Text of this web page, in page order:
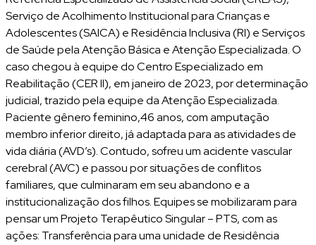
Serviço de Acolhimento Institucional para Crianças e
Adolescentes (SAICA) e Residência Inclusiva (RI) e Serviços
de Saúde pela Atenção Básica e Atenção Especializada. O
caso chegou à equipe do Centro Especializado em
Reabilitação (CER II), em janeiro de 2023, por determinação
judicial, trazido pela equipe da Atenção Especializada.
Paciente gênero feminino,46 anos, com amputação
membro inferior direito, já adaptada para as atividades de
vida diária (AVD’s). Contudo, sofreu um acidente vascular
cerebral (AVC) e passou por situações de conflitos
familiares, que culminaram em seu abandono e a
institucionalização dos filhos. Equipes se mobilizaram para
pensar um Projeto Terapêutico Singular – PTS, com as
ações: Transferência para uma unidade de Residência